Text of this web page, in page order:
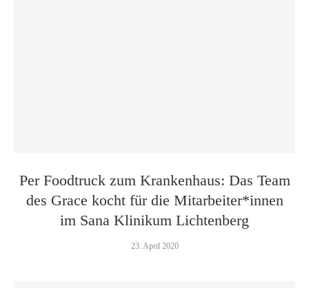
Per Foodtruck zum Krankenhaus: Das Team
des Grace kocht für die Mitarbeiter*innen
im Sana Klinikum Lichtenberg
23. April 2020